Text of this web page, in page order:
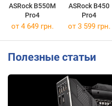
ASRock B550M
Pro4
ASRock B450
Pro4
от 4 649 грн. от 3 599 грн.
Полезные статьи